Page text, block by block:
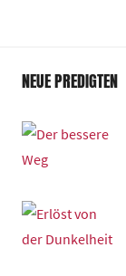
NEUE PREDIGTEN